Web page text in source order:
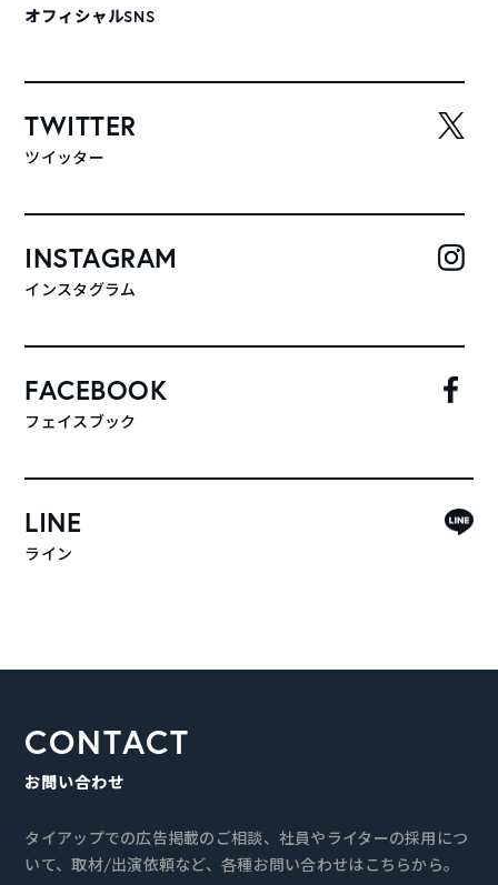
オフィシャルSNS
TWITTER
ツイッター
INSTAGRAM
インスタグラム
FACEBOOK
フェイスブック
LINE
ライン
CONTACT
お問い合わせ
タイアップでの広告掲載のご相談、社員やライターの採用につ
いて、取材/出演依頼など、各種お問い合わせはこちらから。